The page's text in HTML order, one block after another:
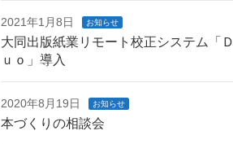
2021年1月8日 お知らせ
大同出版紙業リモート校正システム「Ｄ
ｕｏ」導入
2020年8月19日 お知らせ
本づくりの相談会